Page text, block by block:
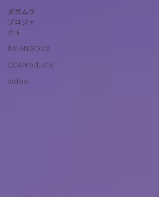
ダガムラ
プロジェ
クト
BALANGOMA
CD&Products
Video